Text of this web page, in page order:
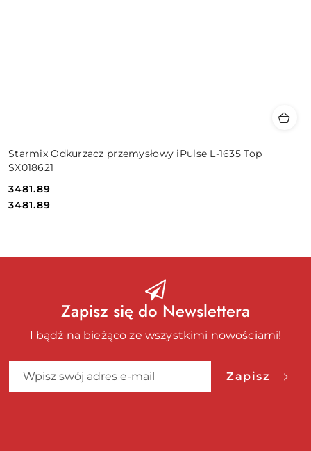
Starmix Odkurzacz przemysłowy iPulse L-1635 Top
SX018621
Cena:
3481.89
Cena:
3481.89
Zapisz się do Newslettera
I bądź na bieżąco ze wszystkimi nowościami!
Zapisz